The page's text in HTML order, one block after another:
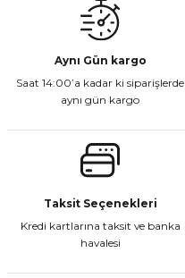
Aynı Gün kargo
Saat 14:00’a kadar ki siparişlerde
aynı gün kargo
Taksit Seçenekleri
Kredi kartlarına taksit ve banka
havalesi